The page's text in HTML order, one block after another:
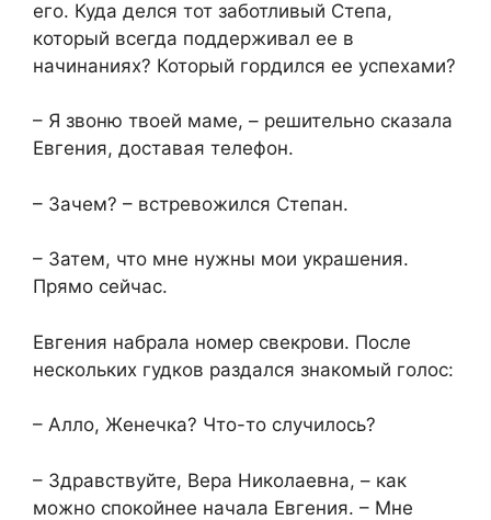
его. Куда делся тот заботливый Степа,
который всегда поддерживал ее в
начинаниях? Который гордился ее успехами?
– Я звоню твоей маме, – решительно сказала
Евгения, доставая телефон.
– Зачем? – встревожился Степан.
– Затем, что мне нужны мои украшения.
Прямо сейчас.
Евгения набрала номер свекрови. После
нескольких гудков раздался знакомый голос:
– Алло, Женечка? Что-то случилось?
– Здравствуйте, Вера Николаевна, – как
можно спокойнее начала Евгения. – Мне